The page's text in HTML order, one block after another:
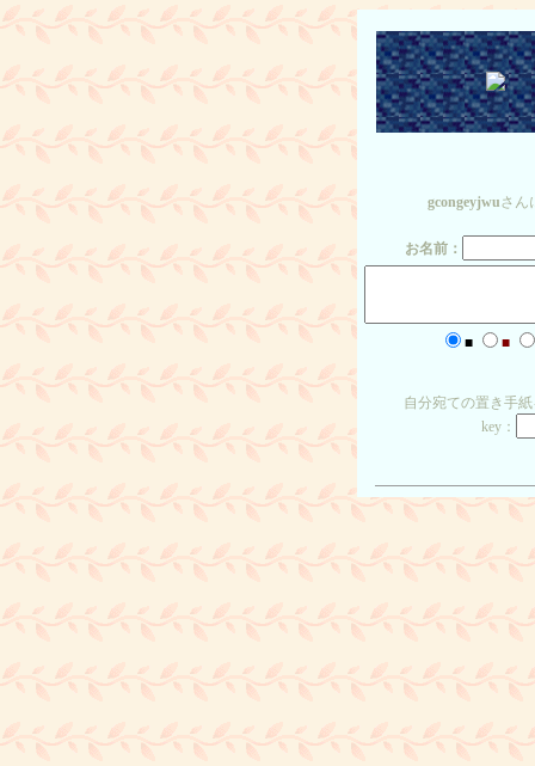
gcongeyjwuさん
お名前：
■ ■
自分宛ての置き手
key：